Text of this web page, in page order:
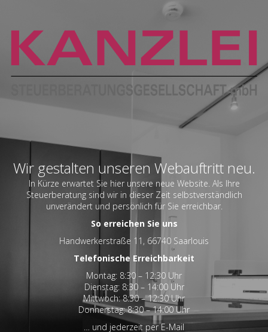
Wir gestalten unseren Webauftritt neu.
In Kürze erwartet Sie hier unsere neue Website. Als Ihre
Steuerberatung sind wir in dieser Zeit selbstverständlich
unverändert und persönlich für Sie erreichbar.
So erreichen Sie uns
Handwerkerstraße 11, 66740 Saarlouis
Telefonische Erreichbarkeit
Montag: 8:30 – 12:30 Uhr
Dienstag: 8:30 – 14:00 Uhr
Mittwoch: 8:30 – 12:30 Uhr
Donnerstag: 8:30 – 14:00 Uhr
… und jederzeit per E-Mail